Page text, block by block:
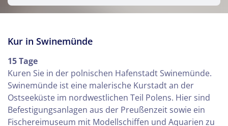
Kur in Swinemünde
15 Tage
Kuren Sie in der polnischen Hafenstadt Swinemünde.
Swinemünde ist eine malerische Kurstadt an der
Ostseeküste im nordwestlichen Teil Polens. Hier sind
Befestigungsanlagen aus der Preußenzeit sowie ein
Fischereimuseum mit Modellschiffen und Aquarien zu